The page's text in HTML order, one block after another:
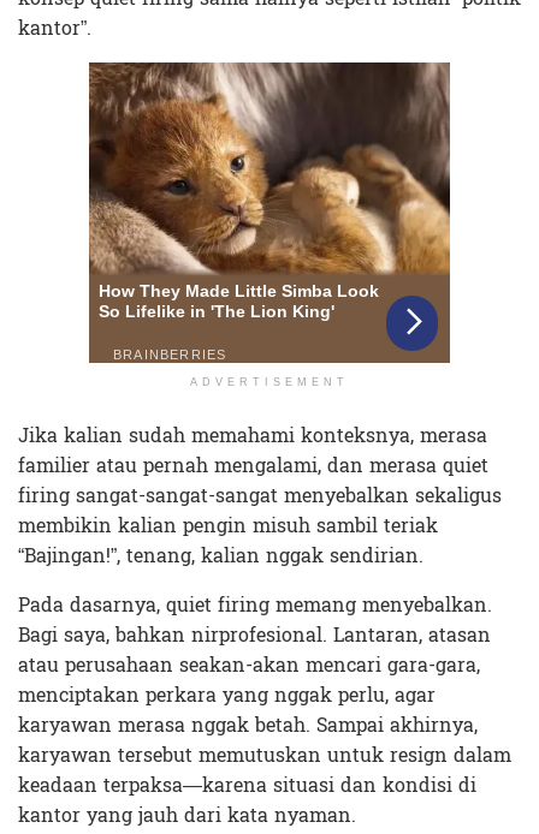
kantor”.
ADVERTISEMENT
Jika kalian sudah memahami konteksnya, merasa
familier atau pernah mengalami, dan merasa quiet
firing sangat-sangat-sangat menyebalkan sekaligus
membikin kalian pengin misuh sambil teriak
“Bajingan!”, tenang, kalian nggak sendirian.
Pada dasarnya, quiet firing memang menyebalkan.
Bagi saya, bahkan nirprofesional. Lantaran, atasan
atau perusahaan seakan-akan mencari gara-gara,
menciptakan perkara yang nggak perlu, agar
karyawan merasa nggak betah. Sampai akhirnya,
karyawan tersebut memutuskan untuk resign dalam
keadaan terpaksa—karena situasi dan kondisi di
kantor yang jauh dari kata nyaman.